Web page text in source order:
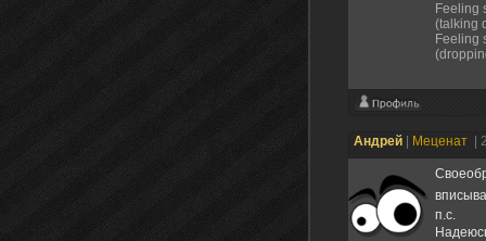
Feeling
(talking
Feeling
Андрей Меценат |
п.с.